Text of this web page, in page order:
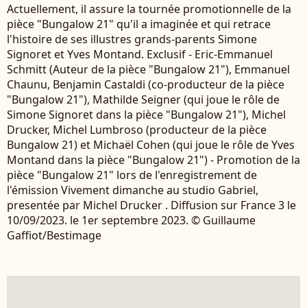
Actuellement, il assure la tournée promotionnelle de la
pièce "Bungalow 21" qu'il a imaginée et qui retrace
l'histoire de ses illustres grands-parents Simone
Signoret et Yves Montand. Exclusif - Eric-Emmanuel
Schmitt (Auteur de la pièce "Bungalow 21"), Emmanuel
Chaunu, Benjamin Castaldi (co-producteur de la pièce
"Bungalow 21"), Mathilde Seigner (qui joue le rôle de
Simone Signoret dans la pièce "Bungalow 21"), Michel
Drucker, Michel Lumbroso (producteur de la pièce
Bungalow 21) et Michaël Cohen (qui joue le rôle de Yves
Montand dans la pièce "Bungalow 21") - Promotion de la
pièce "Bungalow 21" lors de l'enregistrement de
l'émission Vivement dimanche au studio Gabriel,
presentée par Michel Drucker . Diffusion sur France 3 le
10/09/2023. le 1er septembre 2023. © Guillaume
Gaffiot/Bestimage